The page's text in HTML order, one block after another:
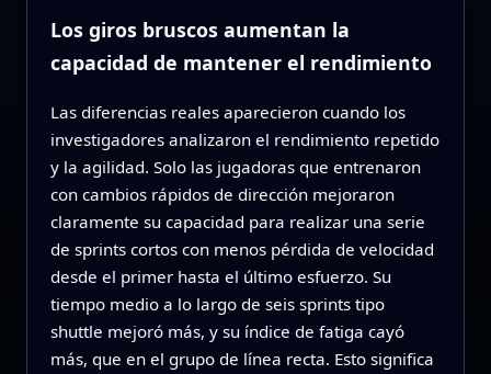
Los giros bruscos aumentan la
capacidad de mantener el rendimiento
Las diferencias reales aparecieron cuando los
investigadores analizaron el rendimiento repetido
y la agilidad. Solo las jugadoras que entrenaron
con cambios rápidos de dirección mejoraron
claramente su capacidad para realizar una serie
de sprints cortos con menos pérdida de velocidad
desde el primer hasta el último esfuerzo. Su
tiempo medio a lo largo de seis sprints tipo
shuttle mejoró más, y su índice de fatiga cayó
más, que en el grupo de línea recta. Esto significa